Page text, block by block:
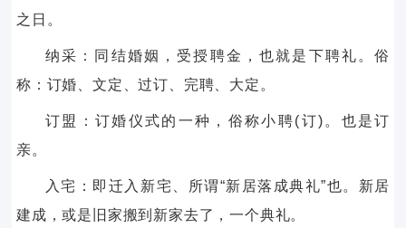
之日。
纳采：同结婚姻，受授聘金，也就是下聘礼。俗
称：订婚、文定、过订、完聘、大定。
订盟：订婚仪式的一种，俗称小聘(订)。也是订
亲。
入宅：即迁入新宅、所谓“新居落成典礼”也。新居
建成，或是旧家搬到新家去了，一个典礼。